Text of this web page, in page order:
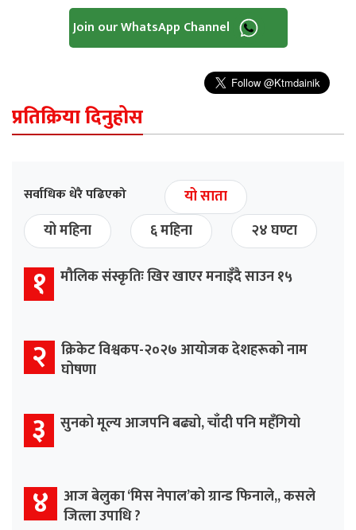
Join our WhatsApp Channel
प्रतिक्रिया दिनुहोस
सर्वाधिक धेरै पढिएको
यो साता
यो महिना
६ महिना २४ घण्टा
१ मौलिक संस्कृतिः खिर खाएर मनाइँदै साउन १५
२ क्रिकेट विश्वकप-२०२७ आयोजक देशहरूको नाम
घोषणा
३ सुनको मूल्य आजपनि बढ्यो, चाँदी पनि महँगियो
४ आज बेलुका ‘मिस नेपाल’को ग्रान्ड फिनाले,, कसले
जित्ला उपाधि ?